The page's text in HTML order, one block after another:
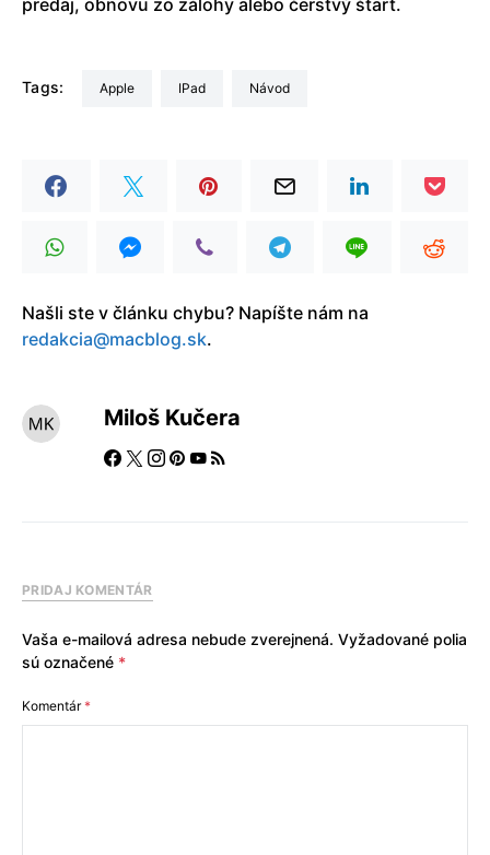
Tags: Apple iPad Návod
Našli ste v článku chybu? Napíšte nám na
redakcia@macblog.sk.
Miloš Kučera
PRIDAJ KOMENTÁR
Vaša e-mailová adresa nebude zverejnená. Vyžadované polia
sú označené *
Komentár*